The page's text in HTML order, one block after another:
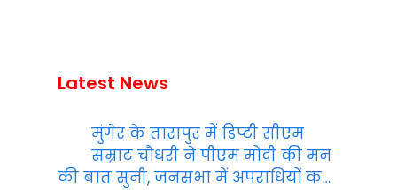
Latest News
मुंगेर के तारापुर में डिप्टी सीएम
सम्राट चौधरी ने पीएम मोदी की मन
की बात सुनी, जनसभा में अपराधियों क…